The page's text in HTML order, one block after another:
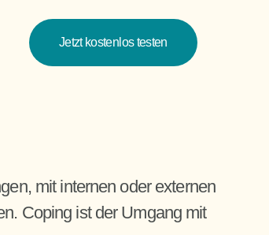
Jetzt kostenlos testen
mit internen oder externen
Coping ist der Umgang mit